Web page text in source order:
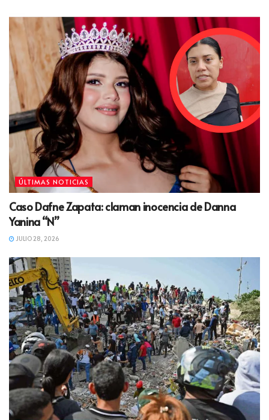
ÚLTIMAS NOTICIAS
Caso Dafne Zapata: claman inocencia de Danna
Yanina “N”
JULIO 28, 2026